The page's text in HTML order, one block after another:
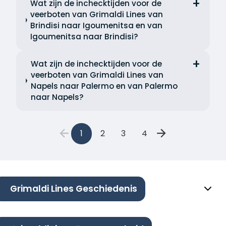
Wat zijn de inchecktijden voor de
veerboten van Grimaldi Lines van
Brindisi naar Igoumenitsa en van
Igoumenitsa naar Brindisi?
Wat zijn de inchecktijden voor de
veerboten van Grimaldi Lines van
Napels naar Palermo en van Palermo
naar Napels?
1 2 3 4
Grimaldi Lines Geschiedenis